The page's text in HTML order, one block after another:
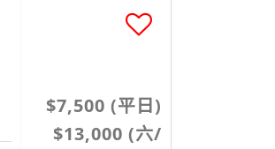
$7,500 (平日)
$13,000 (六/